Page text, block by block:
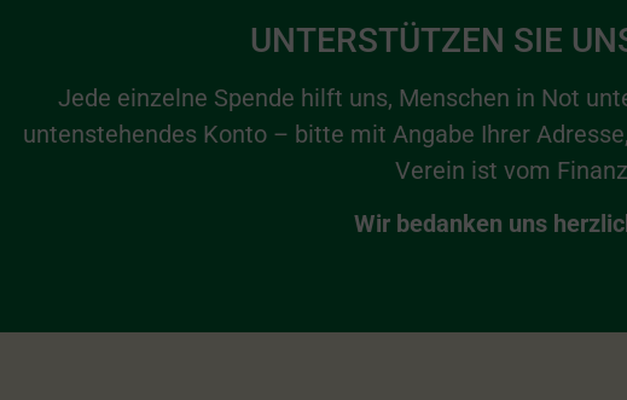
UNTERSTÜTZEN SIE
Jede einzelne Spende hilft uns, Menschen in Not
untenstehendes Konto – bitte mit Angabe Ihrer
Verein ist vom
Wir bedanken uns